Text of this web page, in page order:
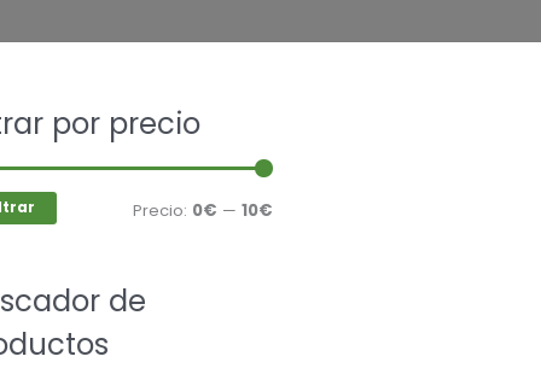
por precio
Precio: 0€ —10€
de